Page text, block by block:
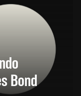
Bond